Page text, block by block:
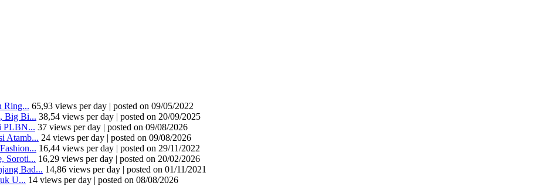
Ring... 65,93 views per day | posted on 09/05/2022
Big Bi... 38,54 views per day | posted on 20/09/2025
PLBN... 37 views per day | posted on 09/08/2026
Atamb... 24 views per day | posted on 09/08/2026
16,44 views per day | posted on 29/11/2022
Soroti... 16,29 views per day | posted on 20/02/2026
Bad... 14,86 views per day | posted on 01/11/2021
U... 14 views per day | posted on 08/08/2026